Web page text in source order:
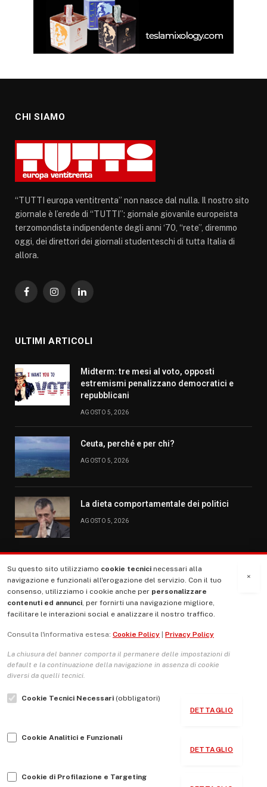
CHI SIAMO
“TUTTI europa ventitrenta” non nasce dal nulla. Il nostro sito
giornale è l’erede di “TUTTI”: giornale giovanile europeista
terzomondista indipendente degli anni ‘70, “rete”, diremmo
oggi, dei direttori dei giornali studenteschi di tutta Italia di
allora.
FacebookInstagramLinkedIn
ULTIMI ARTICOLI
Midterm: tre mesi al voto, opposti
estremismi penalizzano democratici e
repubblicani
AGOSTO 5, 2026
Ceuta, perché e per chi?
AGOSTO 5, 2026
La dieta comportamentale dei politici
AGOSTO 5, 2026
MENU
La Nostra Storia
Le Copertine
L’Associazione
Indirizzo Socio Politico Culturale
Guida per le autrici e gli autori
×
Su questo sito utilizziamo cookie tecnici necessari alla
navigazione e funzionali all'erogazione del servizio. Con il tuo
consenso, utilizziamo i cookie anche per personalizzare
contenuti ed annunci, per fornirti una navigazione migliore,
facilitare le interazioni social e analizzare il nostro traffico.
Consulta l'informativa estesa: Cookie Policy Privacy Policy
La chiusura del banner comporta il permanere delle impostazioni di
default e la continuazione della navigazione in assenza di cookie
diversi da quelli tecnici.
Cookie Tecnici Necessari (obbligatori)
DETTAGLIO
Cookie Analitici e Funzionali
DETTAGLIO
Cookie di Profilazione e Targeting